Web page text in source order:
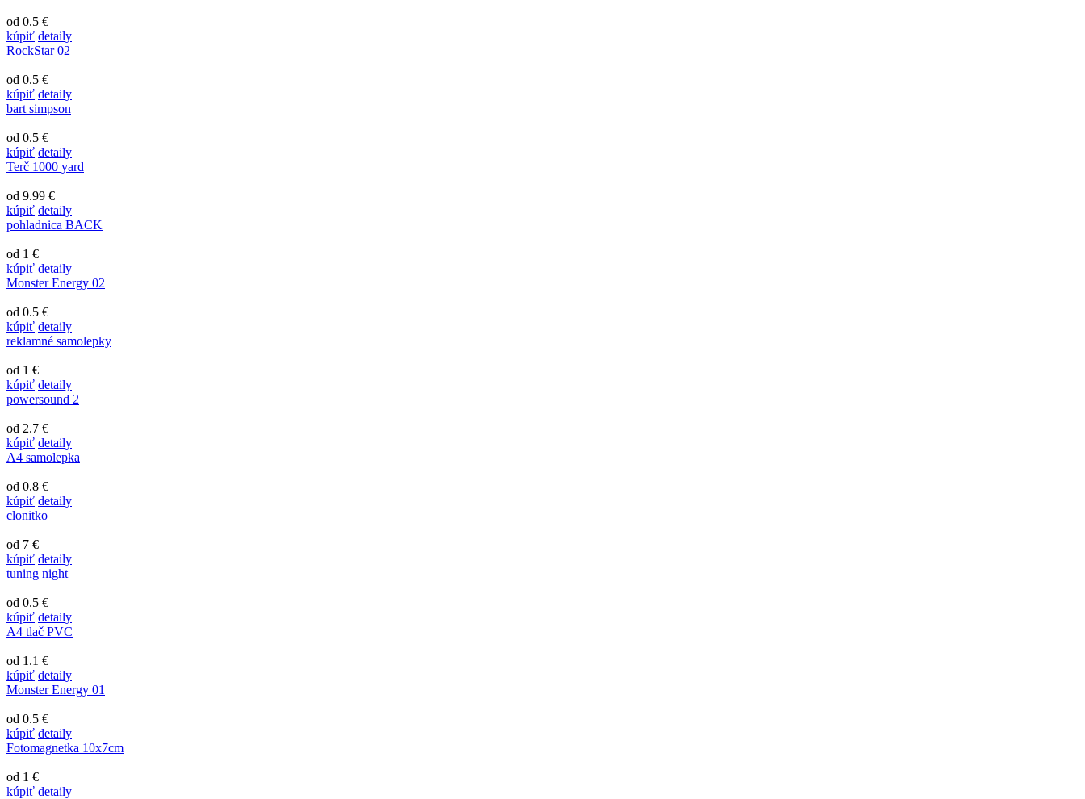
od 0.5 €
kúpiť detaily
RockStar 02
od 0.5 €
kúpiť detaily
bart simpson
od 0.5 €
kúpiť detaily
Terč 1000 yard
od 9.99 €
kúpiť detaily
pohladnica BACK
od 1 €
kúpiť detaily
Monster Energy 02
od 0.5 €
kúpiť detaily
reklamné samolepky
od 1 €
kúpiť detaily
powersound 2
od 2.7 €
kúpiť detaily
A4 samolepka
od 0.8 €
kúpiť detaily
clonitko
od 7 €
kúpiť detaily
tuning night
od 0.5 €
kúpiť detaily
A4 tlač PVC
od 1.1 €
kúpiť detaily
Monster Energy 01
od 0.5 €
kúpiť detaily
Fotomagnetka 10x7cm
od 1 €
kúpiť detaily